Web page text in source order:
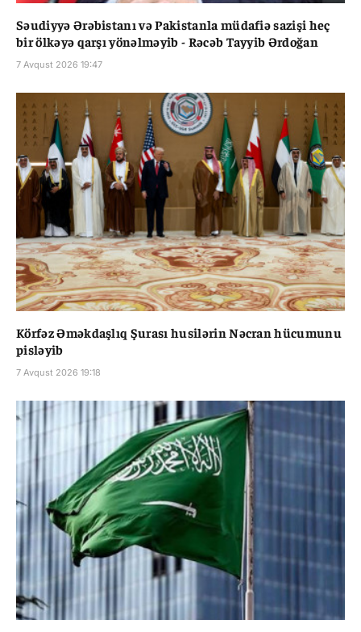
Səudiyyə Ərəbistanı və Pakistanla müdafiə sazişi heç
bir ölkəyə qarşı yönəlməyib - Rəcəb Tayyib Ərdoğan
7 Avqust 2026 19:47
Körfəz Əməkdaşlıq Şurası husilərin Nəcran hücumunu
pisləyib
7 Avqust 2026 19:18